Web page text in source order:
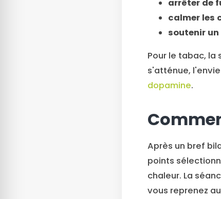
arrêter de
calmer les
soutenir
Pour le tabac, la
s'atténue,
dopamine.
Après un bref
points
chaleur. La
vous reprenez